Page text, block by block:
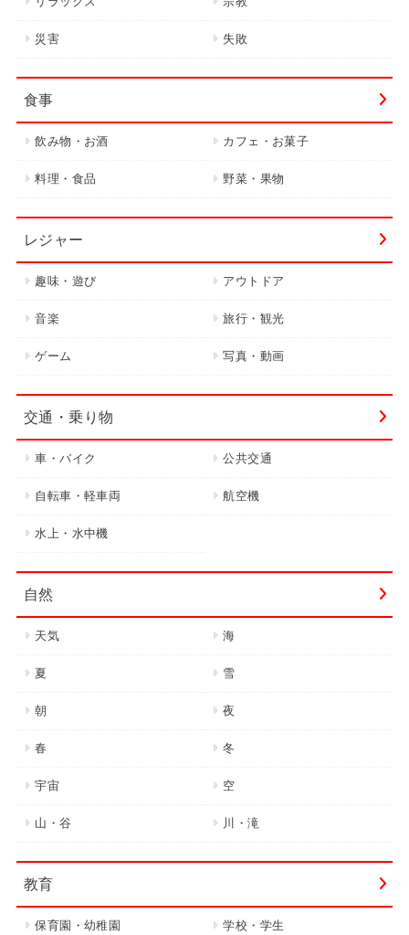
災害 失敗
食事
飲み物・お酒 カフェ・お菓子
料理・食品 野菜・果物
レジャー
趣味・遊び アウトドア
音楽 旅行・観光
ゲーム 写真・動画
交通・乗り物
車・バイク 公共交通
自転車・軽車両 航空機
水上・水中機
自然
天気 海
夏 雪
朝 夜
春 冬
宇宙 空
山・谷 川・滝
教育
保育園・幼稚園 学校・学生